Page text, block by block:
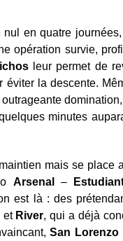
nul en quatre
opération survie,
leur permet de
éviter la descente.
minutes
mais se place
Arsenal –
est là : des
et River, qui a déjà
San Lorenzo